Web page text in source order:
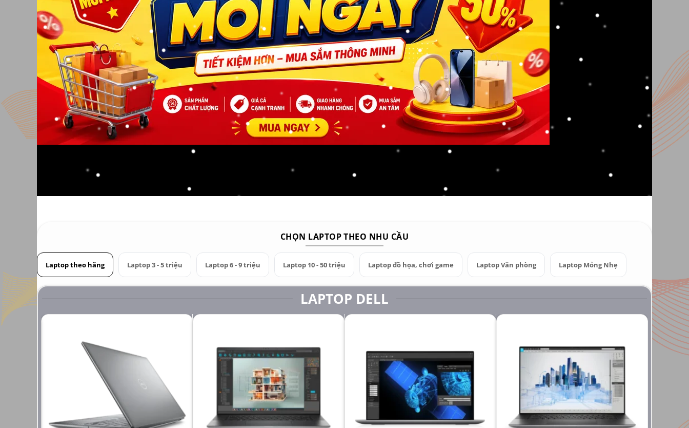
CHỌN LAPTOP THEO NHU CẦU
Laptop theo hãng Laptop 3 - 5 triệu Laptop 6 - 9 triệu Laptop 10 - 50 triệu Laptop đồ họa, chơi game Laptop Văn phòng Laptop Mỏng Nhẹ
LAPTOP DELL